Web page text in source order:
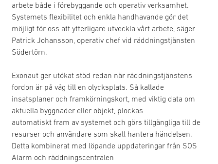
arbete både i förebyggande och operativ verksamhet.
Systemets flexibilitet och enkla handhavande gör det
möjligt för oss att ytterligare utveckla vårt arbete, säger
Patrick Johansson, operativ chef vid räddningstjänsten
Södertörn.
Exonaut ger utökat stöd redan när räddningstjänstens
fordon är på väg till en olycksplats. Så kallade
insatsplaner och framkörningskort, med viktig data om
aktuella byggnader eller objekt, plockas
automatiskt fram av systemet och görs tillgängliga till de
resurser och användare som skall hantera händelsen.
Detta kombinerat med löpande uppdateringar från SOS
Alarm och räddningscentralen